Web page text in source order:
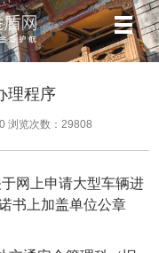
理程序
浏览次数： 29808
网上申请大型车辆进
书上加盖单位公章